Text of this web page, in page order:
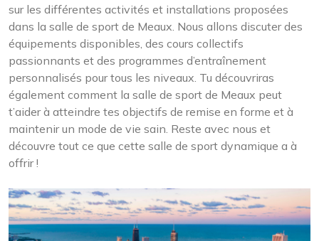
sur les différentes activités et installations proposées
dans la salle de sport de Meaux. Nous allons discuter des
équipements disponibles, des cours collectifs
passionnants et des programmes d’entraînement
personnalisés pour tous les niveaux. Tu découvriras
également comment la salle de sport de Meaux peut
t’aider à atteindre tes objectifs de remise en forme et à
maintenir un mode de vie sain. Reste avec nous et
découvre tout ce que cette salle de sport dynamique a à
offrir !